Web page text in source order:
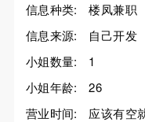
信息种类:
楼凤兼职
信息来源:
自己开发
小姐数量:
1
小姐年龄:
26
营业时间:
应该有空